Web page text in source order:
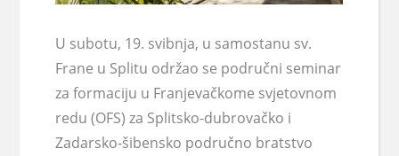
U subotu, 19. svibnja, u samostanu sv.
Frane u Splitu održao se područni seminar
za formaciju u Franjevačkome svjetovnom
redu (OFS) za Splitsko-dubrovačko i
Zadarsko-šibensko područno bratstvo